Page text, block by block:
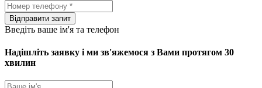
Введіть ваше ім'я та телефон
Надішліть заявку і ми зв'яжемося з Вами протягом 30
хвилин